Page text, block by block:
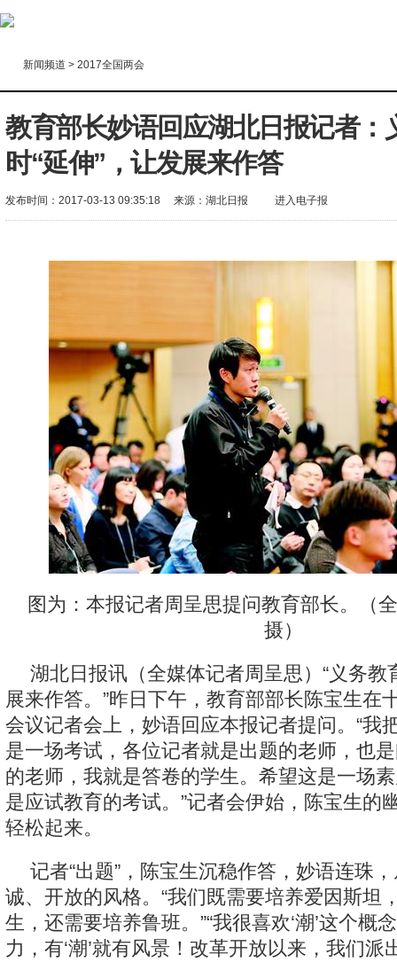
新闻频道 > 2017全国两会
教育部长妙语回应湖北日报记者：
时“延伸”，让发展来作答
发布时间：2017-03-13 09:35:18 来源：湖北日报 进入电子报
图为：本报记者周呈思提问教育部长。（
摄）
湖北日报讯（全媒体记者周呈思）“义务教
展来作答。”昨日下午，教育部部长陈宝生在
会议记者会上，妙语回应本报记者提问。“我
是一场考试，各位记者就是出题的老师，也
的老师，我就是答卷的学生。希望这是一场
是应试教育的考试。”记者会伊始，陈宝生的
轻松起来。
记者“出题”，陈宝生沉稳作答，妙语连珠
诚、开放的风格。“我们既需要培养爱因斯坦
生，还需要培养鲁班。”“我很喜欢‘潮’这个概
力，有‘潮’就有风景！改革开放以来，我们派